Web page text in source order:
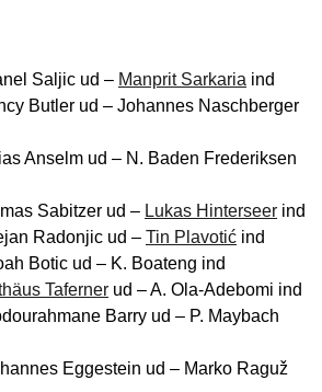
Saljic ud – Manprit Sarkaria ind
Butler ud – Johannes Naschberger
Anselm ud – N. Baden Frederiksen
Sabitzer ud – Lukas Hinterseer ind
Radonjic ud – Tin Plavotić ind
Botic ud – K. Boateng ind
Taferner ud – A. Ola-Adebomi ind
Barry ud – P. Maybach
Eggestein ud – Marko Raguž